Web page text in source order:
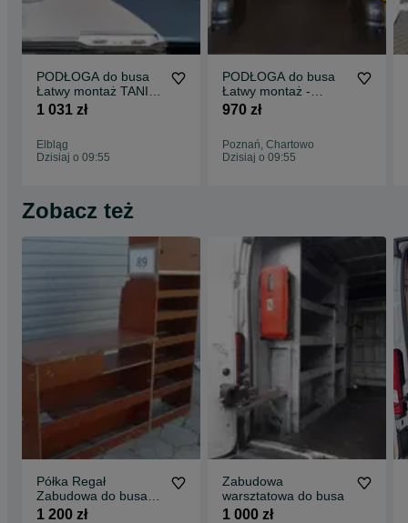
PODŁOGA do busa
Łatwy montaż TANIA
WYSYŁKA -
1 031 zł
Elbląg
Dzisiaj o 09:55
PODŁOGA do busa
Łatwy montaż -
SPRINTER wszystkie
970 zł
Poznań, Chartowo
Dzisiaj o 09:55
Zobacz też
Półka Regał
Zabudowa do busa
Trafic Vivaro
1 200 zł
Zabudowa
warsztatowa do busa
1 000 zł